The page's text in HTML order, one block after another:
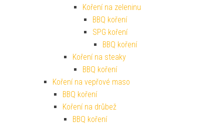
Koření na zeleninu
BBQ koření
SPG koření
BBQ koření
Koření na steaky
BBQ koření
Koření na vepřové maso
BBQ koření
Koření na drůbež
BBQ koření